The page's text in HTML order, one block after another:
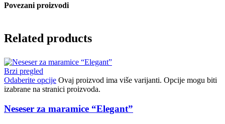
Povezani proizvodi
Related products
Brzi pregled
Odaberite opcije Ovaj proizvod ima više varijanti. Opcije mogu biti
izabrane na stranici proizvoda.
Neseser za maramice “Elegant”